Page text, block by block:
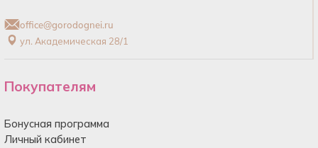
office@gorodognei.ru
ул. Академическая 28/1
Покупателям
Бонусная программа
Личный кабинет